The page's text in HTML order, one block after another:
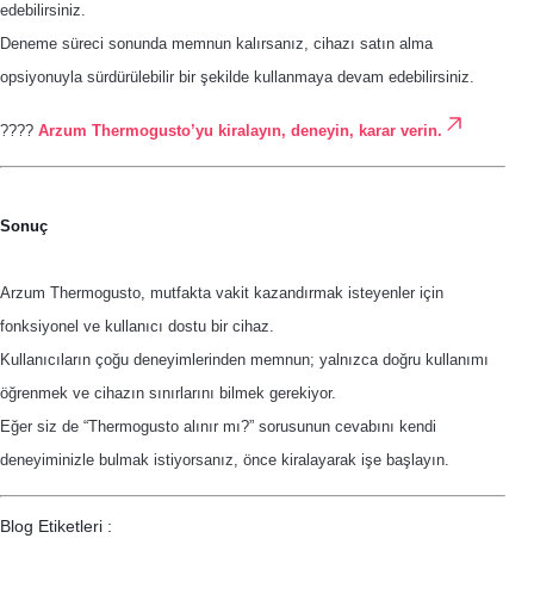
edebilirsiniz.
Deneme süreci sonunda memnun kalırsanız, cihazı satın alma
opsiyonuyla sürdürülebilir bir şekilde kullanmaya devam edebilirsiniz.
???? Arzum Thermogusto’yu kiralayın, deneyin, karar verin.
Sonuç
Arzum Thermogusto, mutfakta vakit kazandırmak isteyenler için
fonksiyonel ve kullanıcı dostu bir cihaz.
Kullanıcıların çoğu deneyimlerinden memnun; yalnızca doğru kullanımı
öğrenmek ve cihazın sınırlarını bilmek gerekiyor.
Eğer siz de “Thermogusto alınır mı?” sorusunun cevabını kendi
deneyiminizle bulmak istiyorsanız, önce kiralayarak işe başlayın.
Blog Etiketleri :